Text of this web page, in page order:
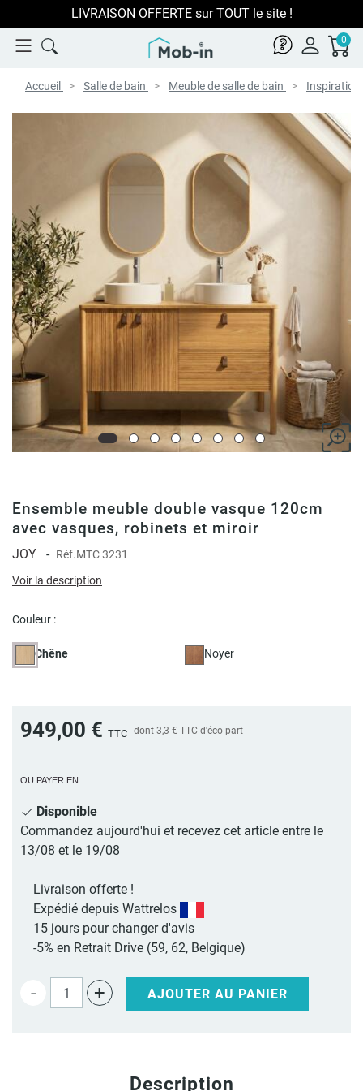
LIVRAISON OFFERTE sur TOUT le site !
0
Accueil Salle de bain Meuble de salle de bain Inspiration
Ensemble meuble double vasque 120cm
avec vasques, robinets et miroir
JOY - Réf.MTC 3231
Voir la description
Couleur :
Chêne Noyer
949,00 € TTC dont 3,3 € TTC d'éco-part
OU PAYER EN
Disponible
Commandez aujourd'hui et recevez cet article entre le
13/08 et le 19/08
Livraison offerte !
Expédié depuis Wattrelos
15 jours pour changer d'avis
-5% en Retrait Drive (59, 62, Belgique)
- + AJOUTER AU PANIER
Description